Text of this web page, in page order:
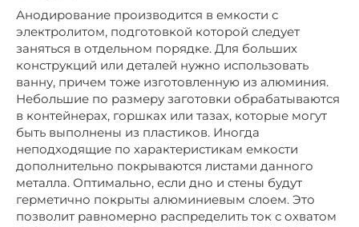
Анодирование производится в емкости с
электролитом, подготовкой которой следует
заняться в отдельном порядке. Для больших
конструкций или деталей нужно использовать
ванну, причем тоже изготовленную из алюминия.
Небольшие по размеру заготовки обрабатываются
в контейнерах, горшках или тазах, которые могут
быть выполнены из пластиков. Иногда
неподходящие по характеристикам емкости
дополнительно покрываются листами данного
металла. Оптимально, если дно и стены будут
герметично покрыты алюминиевым слоем. Это
позволит равномерно распределить ток с охватом